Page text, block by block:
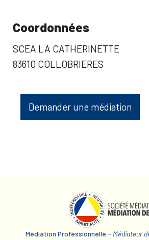
Coordonnées
SCEA LA CATHERINETTE
83610 COLLOBRIERES
Demander une médiation
Médiation Professionnelle - Médiateur